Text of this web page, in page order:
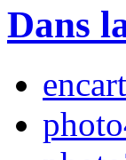
Dans